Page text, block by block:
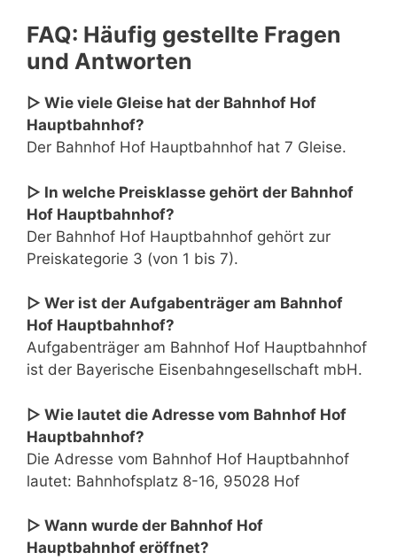
FAQ: Häufig gestellte Fragen
und Antworten
▷ Wie viele Gleise hat der Bahnhof Hof
Hauptbahnhof?
Der Bahnhof Hof Hauptbahnhof hat 7 Gleise.
▷ In welche Preisklasse gehört der Bahnhof
Hof Hauptbahnhof?
Der Bahnhof Hof Hauptbahnhof gehört zur
Preiskategorie 3 (von 1 bis 7).
▷ Wer ist der Aufgabenträger am Bahnhof
Hof Hauptbahnhof?
Aufgabenträger am Bahnhof Hof Hauptbahnhof
ist der Bayerische Eisenbahngesellschaft mbH.
▷ Wie lautet die Adresse vom Bahnhof Hof
Hauptbahnhof?
Die Adresse vom Bahnhof Hof Hauptbahnhof
lautet: Bahnhofsplatz 8-16, 95028 Hof
▷ Wann wurde der Bahnhof Hof
Hauptbahnhof eröffnet?